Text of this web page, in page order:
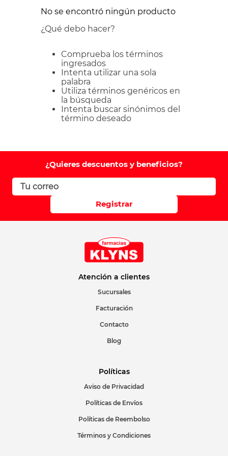
No se encontró ningún producto
¿Qué debo hacer?
Comprueba los términos
ingresados
Intenta utilizar una sola
palabra
Utiliza términos genéricos en
la búsqueda
Intenta buscar sinónimos del
término deseado
¿Quieres descuentos y beneficios?
Registrar
Atención a clientes
Sucursales
Facturación
Contacto
Blog
Políticas
Aviso de Privacidad
Políticas de Envíos
Políticas de Reembolso
Términos y Condiciones